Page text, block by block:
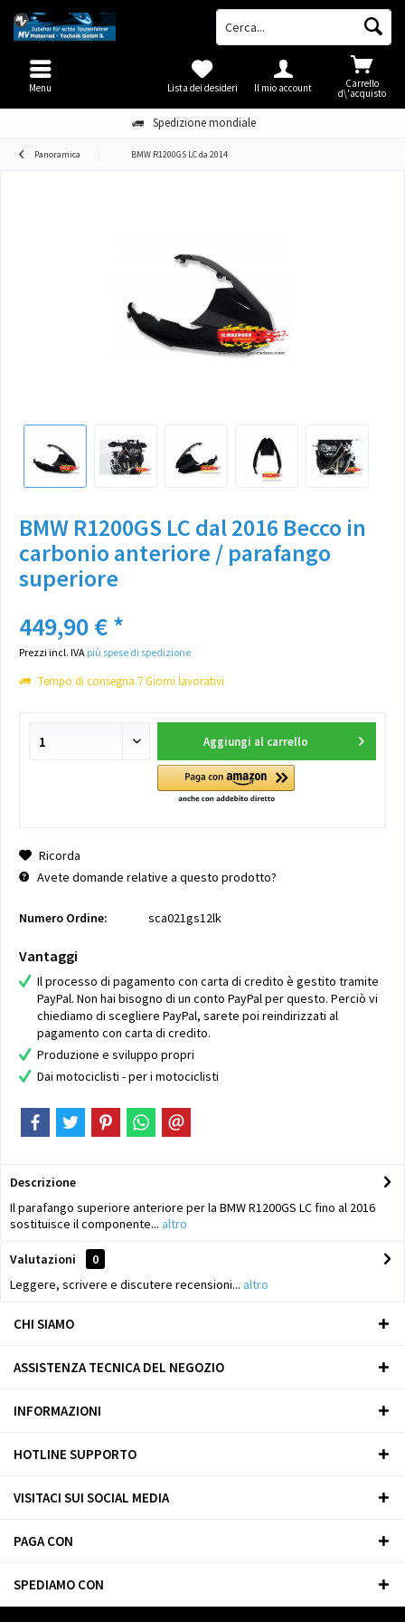
Spedizione mondiale
Carrello
d\'acquisto
Lista dei desideri Il mio account
Menu
Panoramica BMW R1200GS LC da 2014
BMW R1200GS LC dal 2016 Becco in
carbonio anteriore / parafango
superiore
449,90 € *
Prezzi incl. IVA più spese di spedizione
Tempo di consegna 7 Giorni lavorativi
Aggiungi al carrello
Ricorda
Avete domande relative a questo prodotto?
Numero Ordine: sca021gs12lk
Vantaggi
Il processo di pagamento con carta di credito è gestito tramite
PayPal. Non hai bisogno di un conto PayPal per questo. Perciò vi
chiediamo di scegliere PayPal, sarete poi reindirizzati al
pagamento con carta di credito.
Produzione e sviluppo propri
Dai motociclisti - per i motociclisti
Descrizione
Il parafango superiore anteriore per la BMW R1200GS LC fino al 2016
sostituisce il componente... altro
Valutazioni
0
Leggere, scrivere e discutere recensioni... altro
CHI SIAMO
ASSISTENZA TECNICA DEL NEGOZIO
INFORMAZIONI
HOTLINE SUPPORTO
VISITACI SUI SOCIAL MEDIA
PAGA CON
SPEDIAMO CON